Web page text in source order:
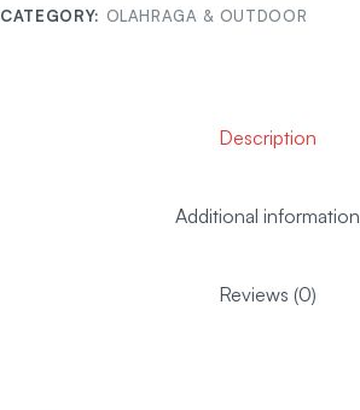
CATEGORY: OLAHRAGA & OUTDOOR
Description
Additional information
Reviews (0)